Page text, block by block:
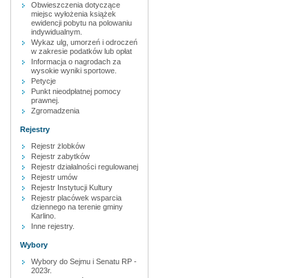
Obwieszczenia dotyczące
miejsc wyłożenia książek
ewidencji pobytu na polowaniu
indywidualnym.
Wykaz ulg, umorzeń i odroczeń
w zakresie podatków lub opłat
Informacja o nagrodach za
wysokie wyniki sportowe.
Petycje
Punkt nieodpłatnej pomocy
prawnej.
Zgromadzenia
Rejestry
Rejestr żlobków
Rejestr zabytków
Rejestr działalności regulowanej
Rejestr umów
Rejestr Instytucji Kultury
Rejestr placówek wsparcia
dziennego na terenie gminy
Karlino.
Inne rejestry.
Wybory
Wybory do Sejmu i Senatu RP -
2023r.